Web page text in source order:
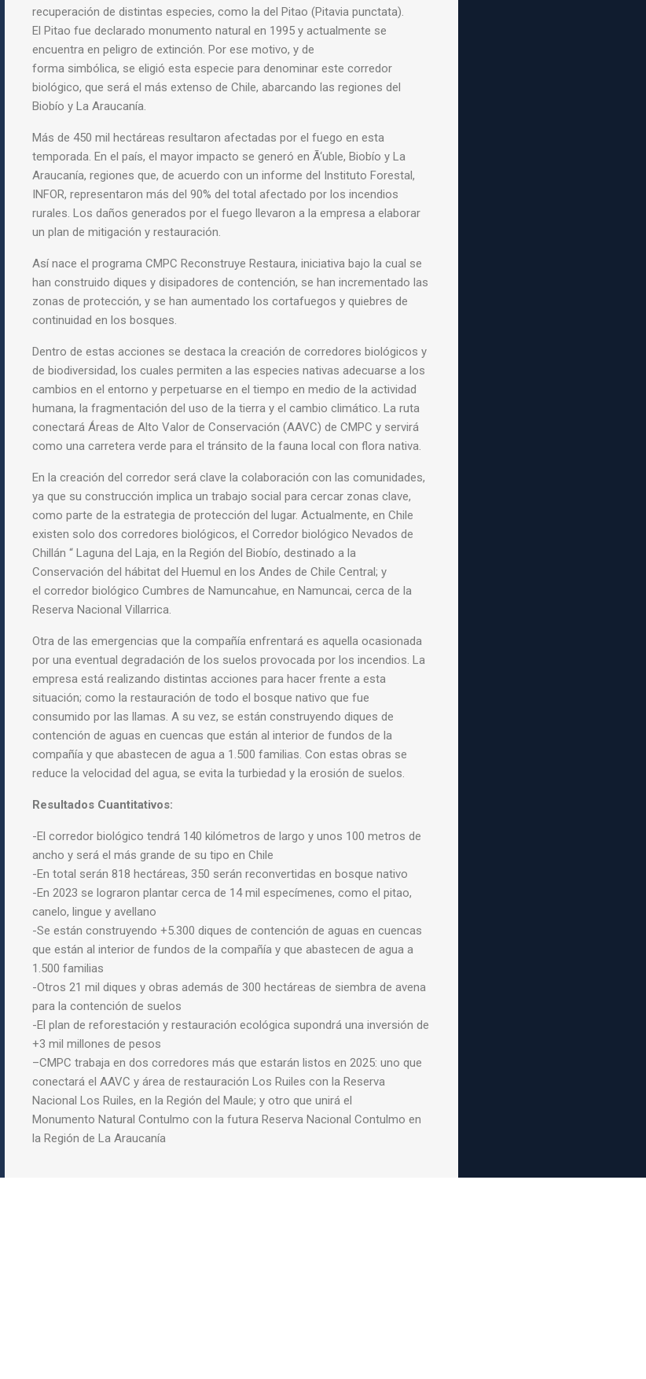
recuperación de distintas especies, como la del Pitao (Pitavia punctata).
El Pitao fue declarado monumento natural en 1995 y actualmente se
encuentra en peligro de extinción. Por ese motivo, y de
forma simbólica, se eligió esta especie para denominar este corredor
biológico, que será el más extenso de Chile, abarcando las regiones del
Biobío y La Araucanía.
Más de 450 mil hectáreas resultaron afectadas por el fuego en esta
temporada. En el país, el mayor impacto se generó en Ã‘uble, Biobío y La
Araucanía, regiones que, de acuerdo con un informe del Instituto Forestal,
INFOR, representaron más del 90% del total afectado por los incendios
rurales. Los daños generados por el fuego llevaron a la empresa a elaborar
un plan de mitigación y restauración.
Así nace el programa CMPC Reconstruye Restaura, iniciativa bajo la cual se
han construido diques y disipadores de contención, se han incrementado las
zonas de protección, y se han aumentado los cortafuegos y quiebres de
continuidad en los bosques.
Dentro de estas acciones se destaca la creación de corredores biológicos y
de biodiversidad, los cuales permiten a las especies nativas adecuarse a los
cambios en el entorno y perpetuarse en el tiempo en medio de la actividad
humana, la fragmentación del uso de la tierra y el cambio climático. La ruta
conectará Áreas de Alto Valor de Conservación (AAVC) de CMPC y servirá
como una carretera verde para el tránsito de la fauna local con flora nativa.
En la creación del corredorserá clave la colaboración con las comunidades,
ya que su construcción implica un trabajo social para cercar zonas clave,
como parte de la estrategia de protección del lugar. Actualmente, en Chile
existen solo dos corredores biológicos, el Corredor biológico Nevados de
Chillán “ Laguna del Laja, en la Región del Biobío, destinado a la
Conservación del hábitat del Huemul en los Andes de Chile Central; y
el corredor biológico Cumbres de Namuncahue, en Namuncai, cerca de la
Reserva Nacional Villarrica.
Otra de las emergencias que la compañía enfrentará es aquella ocasionada
por una eventual degradación de los suelos provocada por los incendios. La
empresa está realizando distintas acciones para hacer frente a esta
situación; como la restauración de todo el bosque nativo que fue
consumido por las llamas. A su vez, se están construyendo diques de
contención de aguas en cuencas que están al interior de fundos de la
compañía y que abastecen de agua a 1.500 familias. Con estas obras se
reduce la velocidad del agua, se evita la turbiedad y la erosión de suelos.
Resultados Cuantitativos:
-El corredor biológico tendrá 140 kilómetros de largo y unos 100 metros de
ancho y será el más grande de su tipo en Chile
-En total serán 818 hectáreas, 350 serán reconvertidas en bosque nativo
-En 2023 se lograron plantar cerca de 14 mil especímenes, como el pitao,
canelo, lingue y avellano
-Se están construyendo +5.300 diques de contención de aguas en cuencas
que están al interior de fundos de la compañía y que abastecen de agua a
1.500 familias
-Otros 21 mil diques y obras además de 300 hectáreas de siembra de avena
para la contención de suelos
-El plan de reforestación y restauración ecológica supondrá una inversión de
+3 mil millones de pesos
–CMPC trabaja en dos corredores más que estarán listos en 2025: uno que
conectará el AAVC y área de restauración Los Ruiles con la Reserva
Nacional Los Ruiles, en la Región del Maule; y otro que unirá el
Monumento Natural Contulmo con la futura Reserva Nacional Contulmo en
la Región de La Araucanía